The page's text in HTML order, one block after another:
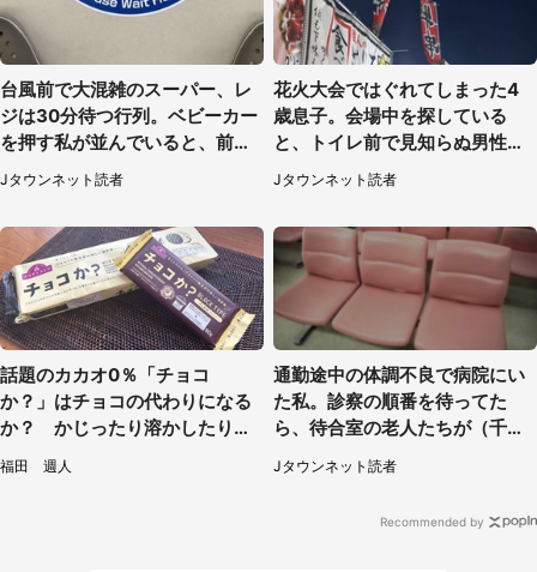
台風前で大混雑のスーパー、レ
ジは30分待つ行列。ベビーカー
を押す私が並んでいると、前の
男性客が...
Jタウンネット読者
花火大会ではぐれてしまった4
歳息子。会場中を探している
と、トイレ前で見知らぬ男性に
（東京都・女性）
Jタウンネット読者
話題のカカオ0％「チョコ
か？」はチョコの代わりになる
か？ かじったり溶かしたりし
て食べてみた
福田 週人
通勤途中の体調不良で病院にい
た私。診察の順番を待ってた
ら、待合室の老人たちが（千葉
県・50代男性）
Jタウンネット読者
Recommended by